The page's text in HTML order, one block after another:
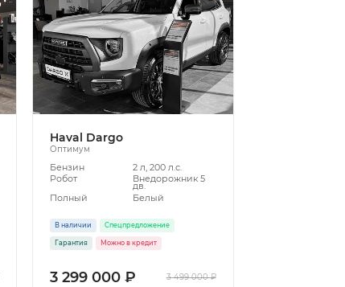
Haval Dargo
Оптимум
Бензин
2 л, 200 л.с.
Робот
Внедорожник 5
дв.
Полный
Белый
В наличии Спецпредложение
Гарантия Можно в кредит
3 299 000 ₽ 3 499 000 ₽